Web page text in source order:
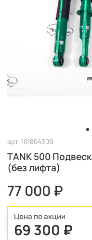
арт. 101804309
TANK 500
(без лифта)
77 000 ₽
Цена по акции
69 300 ₽